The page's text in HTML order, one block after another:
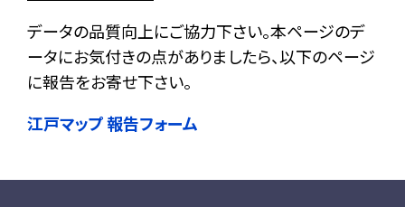
データの品質向上にご協力下さい。本ページのデ
ータにお気付きの点がありましたら、以下のページ
に報告をお寄せ下さい。
江戸マップ 報告フォーム